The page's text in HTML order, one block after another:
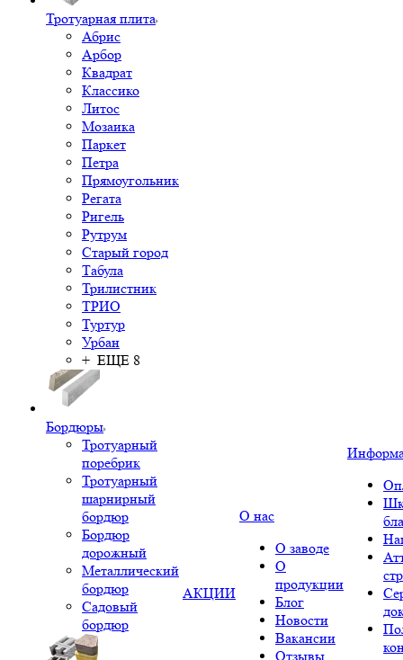
Тротуарная плита
Абрис
Арбор
Квадрат
Классико
Литос
Мозаика
Паркет
Петра
Прямоугольник
Регата
Ригель
Рутрум
Старый город
Табула
Трилистник
ТРИО
Туртур
Урбан
+ ЕЩЕ 8
Бордюры
Тротуарный
поребрик
Тротуарный
шарнирный
бордюр
Бордюр
дорожный
Металлический
бордюр
Садовый
бордюр
АКЦИИ
О нас
О заводе
О
продукции
Блог
Новости
Вакансии
Отзывы